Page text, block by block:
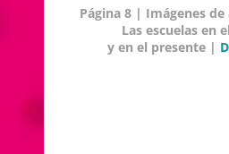
Página 8 | Imágenes
Las escuelas en
y en el presente |